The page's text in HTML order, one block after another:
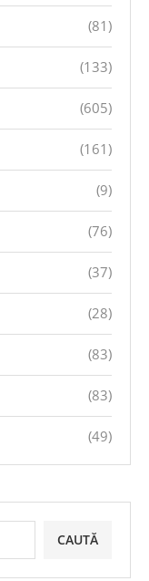
(81)
(133)
(605)
(161)
(9)
(76)
(37)
(28)
(83)
(83)
(49)
CAUTĂ